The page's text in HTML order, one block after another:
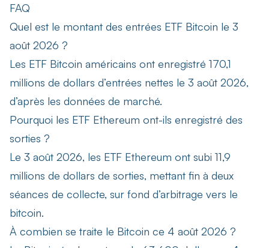
FAQ
Quel est le montant des entrées ETF Bitcoin le 3
août 2026 ?
Les ETF Bitcoin américains ont enregistré 170,1
millions de dollars d’entrées nettes le 3 août 2026,
d’après les données de marché.
Pourquoi les ETF Ethereum ont-ils enregistré des
sorties ?
Le 3 août 2026, les ETF Ethereum ont subi 11,9
millions de dollars de sorties, mettant fin à deux
séances de collecte, sur fond d’arbitrage vers le
bitcoin.
À combien se traite le Bitcoin ce 4 août 2026 ?